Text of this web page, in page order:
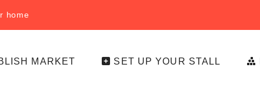
home
MARKET SET UP YOUR STALL